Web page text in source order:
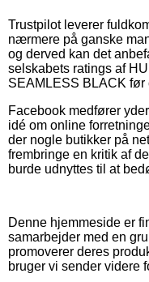
Trustpilot leverer
nærmere på ganske
og derved kan det
selskabets ratings af
SEAMLESS BLACK før
Facebook medfører
idé om online
der nogle butikker på
frembringe en kritik af
burde udnyttes til at
Denne hjemmeside er
samarbejder med en
promoverer deres
bruger vi sender videre